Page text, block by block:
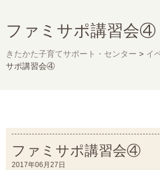
ファミサポ講習会④
きたかた子育てサポート・センター > イ
サポ講習会④
ファミサポ講習会④
2017年06月27日